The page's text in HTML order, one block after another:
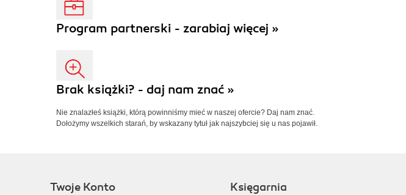
Program partnerski - zarabiaj więcej »
Brak książki? - daj nam znać »
Nie znalazłeś książki, którą powinniśmy mieć w naszej ofercie? Daj nam znać.
Dołożymy wszelkich starań, by wskazany tytuł jak najszybciej się u nas pojawił.
Twoje Konto Księgarnia